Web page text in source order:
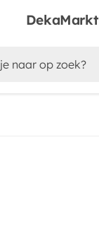
DekaMarkt